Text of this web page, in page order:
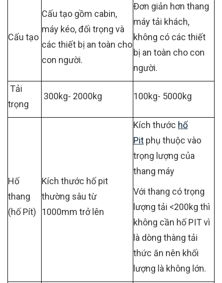
Cấu tạo
Cấu tạo gồm cabin,
máy kéo, đối trọng và
các thiết bị an toàn cho
con người.
Đơn giản hơn thang
máy tải khách,
không có các thiết
bị an toàn cho con
người.
Tải
trọng
300kg- 2000kg 100kg- 5000kg
Hố
thang
(hố Pít)
Kích thước hố pit
thường sâu từ
1000mm trở lên
Kích thước hố
Pit phụ thuộc vào
trọng lượng của
thang máy
Với thang có trọng
lượng tải <200kg thì
không cần hố PIT vì
là dòng thàng tải
thức ăn nên khối
lượng là không lớn.